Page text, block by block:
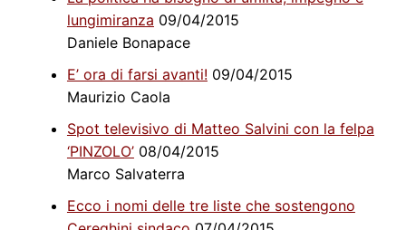
lungimiranza 09/04/2015
Daniele Bonapace
E’ ora di farsi avanti! 09/04/2015
Maurizio Caola
Spot televisivo di Matteo Salvini con la felpa
‘PINZOLO’08/04/2015
Marco Salvaterra
Ecco i nomi delle tre liste che sostengono